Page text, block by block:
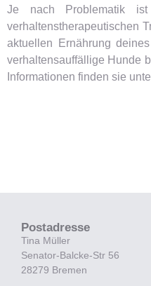
Je nach Problematik ist
verhaltenstherapeutischen
aktuellen Ernährung
verhaltensauffällige Hunde
Informationen finden sie
Postadresse
Tina Müller
Senator-Balcke-Str 56
28279 Bremen